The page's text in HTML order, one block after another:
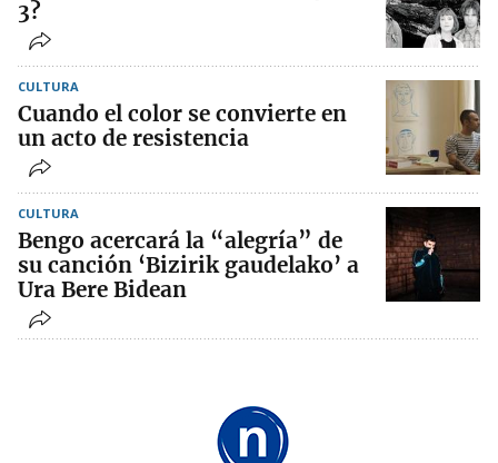
3?
CULTURA
Cuando el color se convierte en
un acto de resistencia
CULTURA
Bengo acercará la “alegría” de
su canción ‘Bizirik gaudelako’ a
Ura Bere Bidean